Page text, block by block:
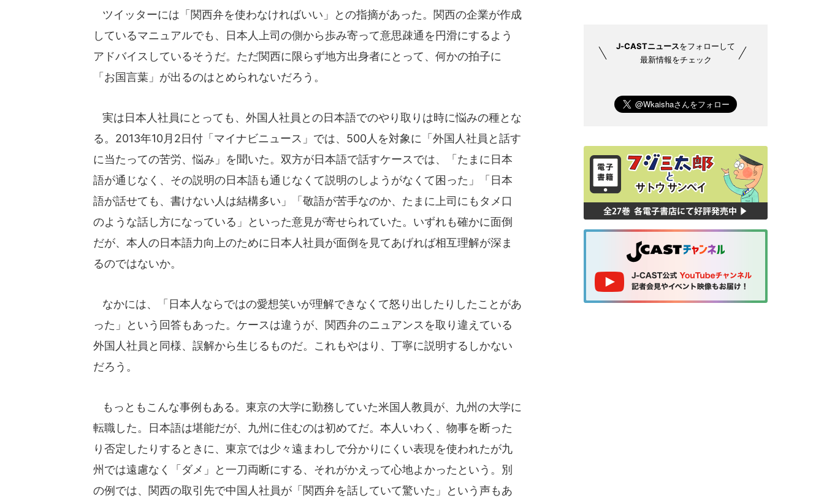
ツイッターには「関西弁を使わなければいい」との指摘があった。関西の企業が作成
しているマニュアルでも、日本人上司の側から歩み寄って意思疎通を円滑にするよう
アドバイスしているそうだ。ただ関西に限らず地方出身者にとって、何かの拍子に
「お国言葉」が出るのはとめられないだろう。
実は日本人社員にとっても、外国人社員との日本語でのやり取りは時に悩みの種とな
る。2013年10月2日付「マイナビニュース」では、500人を対象に「外国人社員と話す
に当たっての苦労、悩み」を聞いた。双方が日本語で話すケースでは、「たまに日本
語が通じなく、その説明の日本語も通じなくて説明のしようがなくて困った」「日本
語が話せても、書けない人は結構多い」「敬語が苦手なのか、たまに上司にもタメ口
のような話し方になっている」といった意見が寄せられていた。いずれも確かに面倒
だが、本人の日本語力向上のために日本人社員が面倒を見てあげれば相互理解が深ま
るのではないか。
なかには、「日本人ならではの愛想笑いが理解できなくて怒り出したりしたことがあ
った」という回答もあった。ケースは違うが、関西弁のニュアンスを取り違えている
外国人社員と同様、誤解から生じるものだ。これもやはり、丁寧に説明するしかない
だろう。
もっともこんな事例もある。東京の大学に勤務していた米国人教員が、九州の大学に
転職した。日本語は堪能だが、九州に住むのは初めてだ。本人いわく、物事を断った
り否定したりするときに、東京では少々遠まわしで分かりにくい表現を使われたが九
州では遠慮なく「ダメ」と一刀両断にする、それがかえって心地よかったという。別
の例では、関西の取引先で中国人社員が「関西弁を話していて驚いた」という声もあ
J-CASTニュースをフォローして
最新情報をチェック